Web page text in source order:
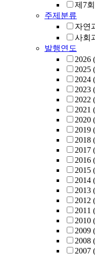
제7
주제분류
자연
사회
발행연도
2026
2025
2024
2023
2022
2021
2020
2019
2018
2017
2016
2015
2014
2013
2012
2011
2010
2009
2008
2007